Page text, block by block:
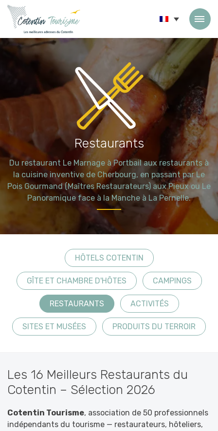
Passer au contenu
Restaurants
Du restaurant Le Marnage à Portbail aux restaurants à
la cuisine inventive de Cherbourg, en passant par Le
Pois Gourmand (Maîtres Restaurateurs) aux Pieux ou Le
Panoramique face à la Manche à La Pernelle.
HÔTELS COTENTIN
GÎTE ET CHAMBRE D'HÔTES CAMPINGS
RESTAURANTS ACTIVITÉS
SITES ET MUSÉES PRODUITS DU TERROIR
Les 16 Meilleurs Restaurants du
Cotentin – Sélection 2026
Cotentin Tourisme, association de 50 professionnels
indépendants du tourisme — restaurateurs, hôteliers,